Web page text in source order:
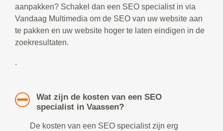
aanpakken? Schakel dan een SEO specialist in via
Vandaag Multimedia om de SEO van uw website aan
te pakken en uw website hoger te laten eindigen in de
zoekresultaten.
.
Wat zijn de kosten van een SEO
specialist in Vaassen?
De kosten van een SEO specialist zijn erg